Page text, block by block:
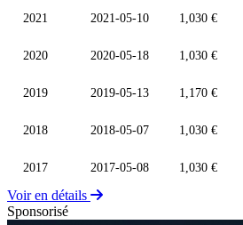
2021 2021-05-10 1,030 €
2020 2020-05-18 1,030 €
2019 2019-05-13 1,170 €
2018 2018-05-07 1,030 €
2017 2017-05-08 1,030 €
Voir en détails
Sponsorisé